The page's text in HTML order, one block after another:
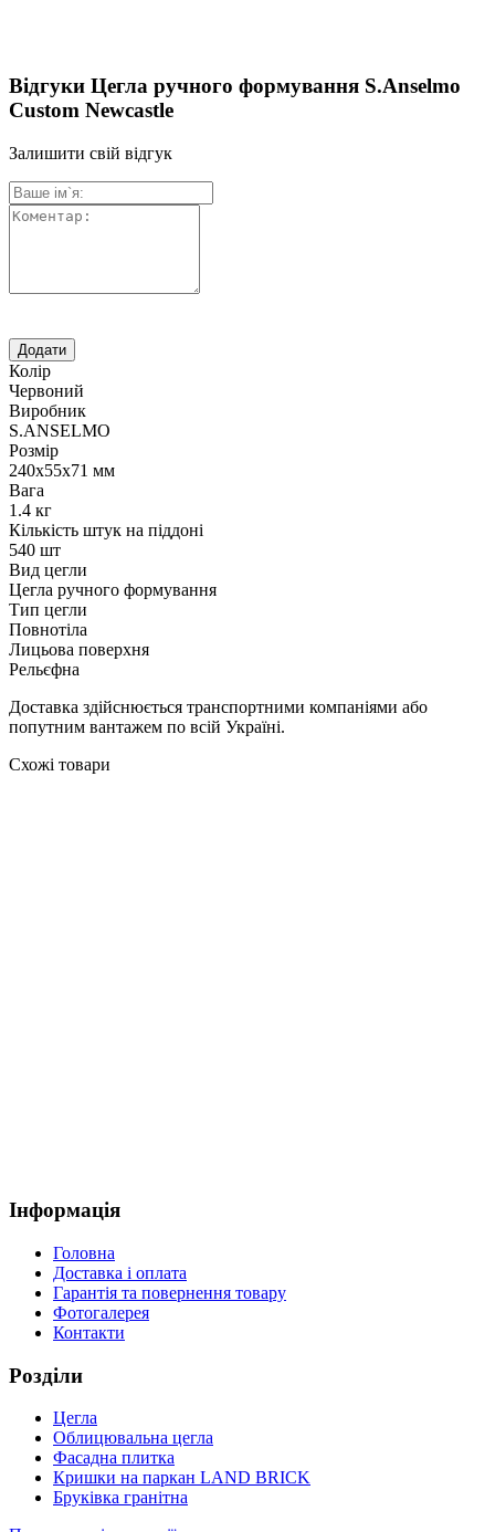
Відгуки Цегла ручного формування S.Anselmo
Custom Newcastle
Залишити свій відгук
Колір
Червоний
Виробник
S.ANSELMO
Розмір
240х55х71 мм
Вага
1.4 кг
Кількість штук на піддоні
540 шт
Вид цегли
Цегла ручного формування
Тип цегли
Повнотіла
Лицьова поверхня
Рельєфна
Доставка здійснюється транспортними компаніями або
попутним вантажем по всій Україні.
Схожі товари
Інформація
Головна
Доставка і оплата
Гарантія та повернення товару
Фотогалерея
Контакти
Розділи
Цегла
Облицювальна цегла
Фасадна плитка
Кришки на паркан LAND BRICK
Бруківка гранітна